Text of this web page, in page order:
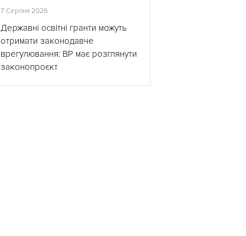
7 Серпня 2026
Державні освітні гранти можуть
отримати законодавче
врегулювання: ВР має розглянути
законопроєкт